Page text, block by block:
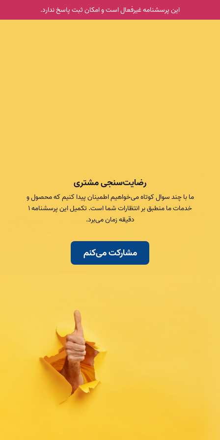
این پرسشنامه غیر‌فعال است و امکان ثبت پاسخ ندارد.
رضایت‌سنجی مشتری
ما با چند سوال کوتاه می‌خواهیم اطمینان پیدا کنیم که محصول و
خدمات ما منطبق بر انتظارات شما است. تکمیل این پرسشنامه ۱
دقیقه زمان می‌برد.
مشارکت می‌کنم